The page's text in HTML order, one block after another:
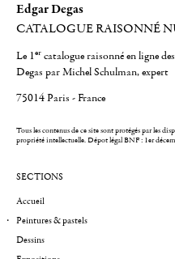
Edgar Degas
CATALOGUE RAISONNÉ
Le 1er catalogue raisonné en ligne
Degas par Michel Schulman, expert
75014 Paris - France
Tous les contenus de ce site sont protégés par les
propriété intellectuelle.Dépot légal BNF : 1er
SECTIONS
Accueil
Peintures & pastels
Dessins